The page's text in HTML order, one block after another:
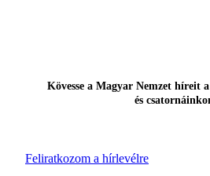
Feliratkozom a hírlevélre
Kövesse a Magyar Nemzet híreit
és